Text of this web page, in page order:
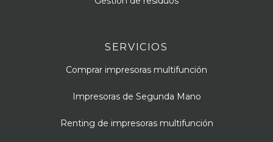
SERVICIOS
Comprar impresoras multifunción
Impresoras de Segunda Mano
Renting de impresoras multifunción